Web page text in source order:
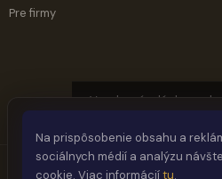
Na prispôsobenie obsahu a
sociálnych médií a analýzu
cookie. Viac informáciítu.
Pre firmy
Vyrobené s láskou ♥